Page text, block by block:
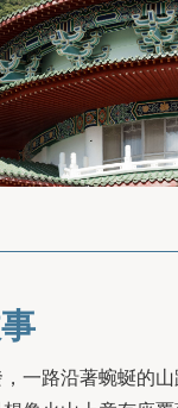
一路沿著蜿蜒的